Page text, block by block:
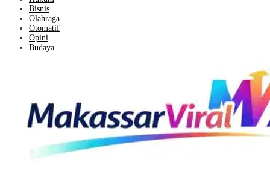
Bisnis
Olahraga
Otomatif
Opini
Budaya